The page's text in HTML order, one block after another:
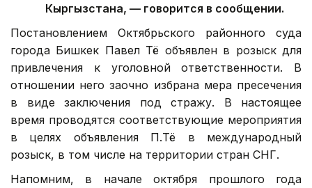
Кыргызстана, — говорится в сообщении.
Постановлением Октябрьского районного суда
города Бишкек Павел Тё объявлен в розыск для
привлечения к уголовной ответственности. В
отношении него заочно избрана мера пресечения
в виде заключения под стражу. В настоящее
время проводятся соответствующие мероприятия
в целях объявления П.Тё в международный
розыск, в том числе на территории стран СНГ.
Напомним, в начале октября прошлого года